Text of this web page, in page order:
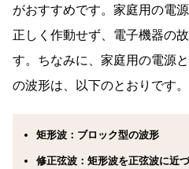
がおすすめです。家庭用の電
正しく作動せず、電子機器の
す。ちなみに、家庭用の電源
の波形は、以下のとおりです。
矩形波：ブロック型の波形
修正弦波：矩形波を正弦波に近